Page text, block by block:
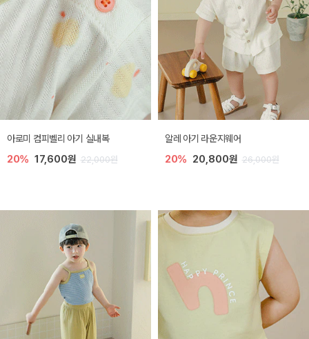
아로미 컴피벨리 아기 실내복
20% 17,600원 22,000원
알레 아기 라운지웨어
20% 20,800원 26,000원